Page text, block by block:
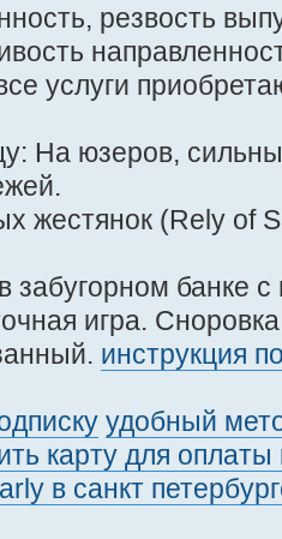
резвость
услуги
На юзеров,
жестянок (Rely of
забугорном банке
игра.
инструкция
удобный
карту для оплаты
в санкт